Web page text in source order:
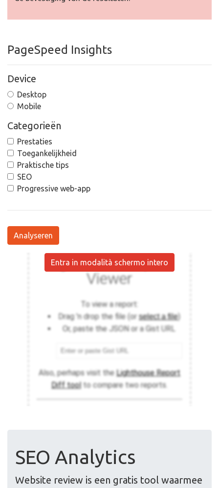
PageSpeed Insights
Device
Desktop
Mobile
Categorieën
Prestaties
Toegankelijkheid
Praktische tips
SEO
Progressive web-app
Analyseren
Entra in modalità schermo intero
SEO Analytics
Website review is een gratis tool waarmee